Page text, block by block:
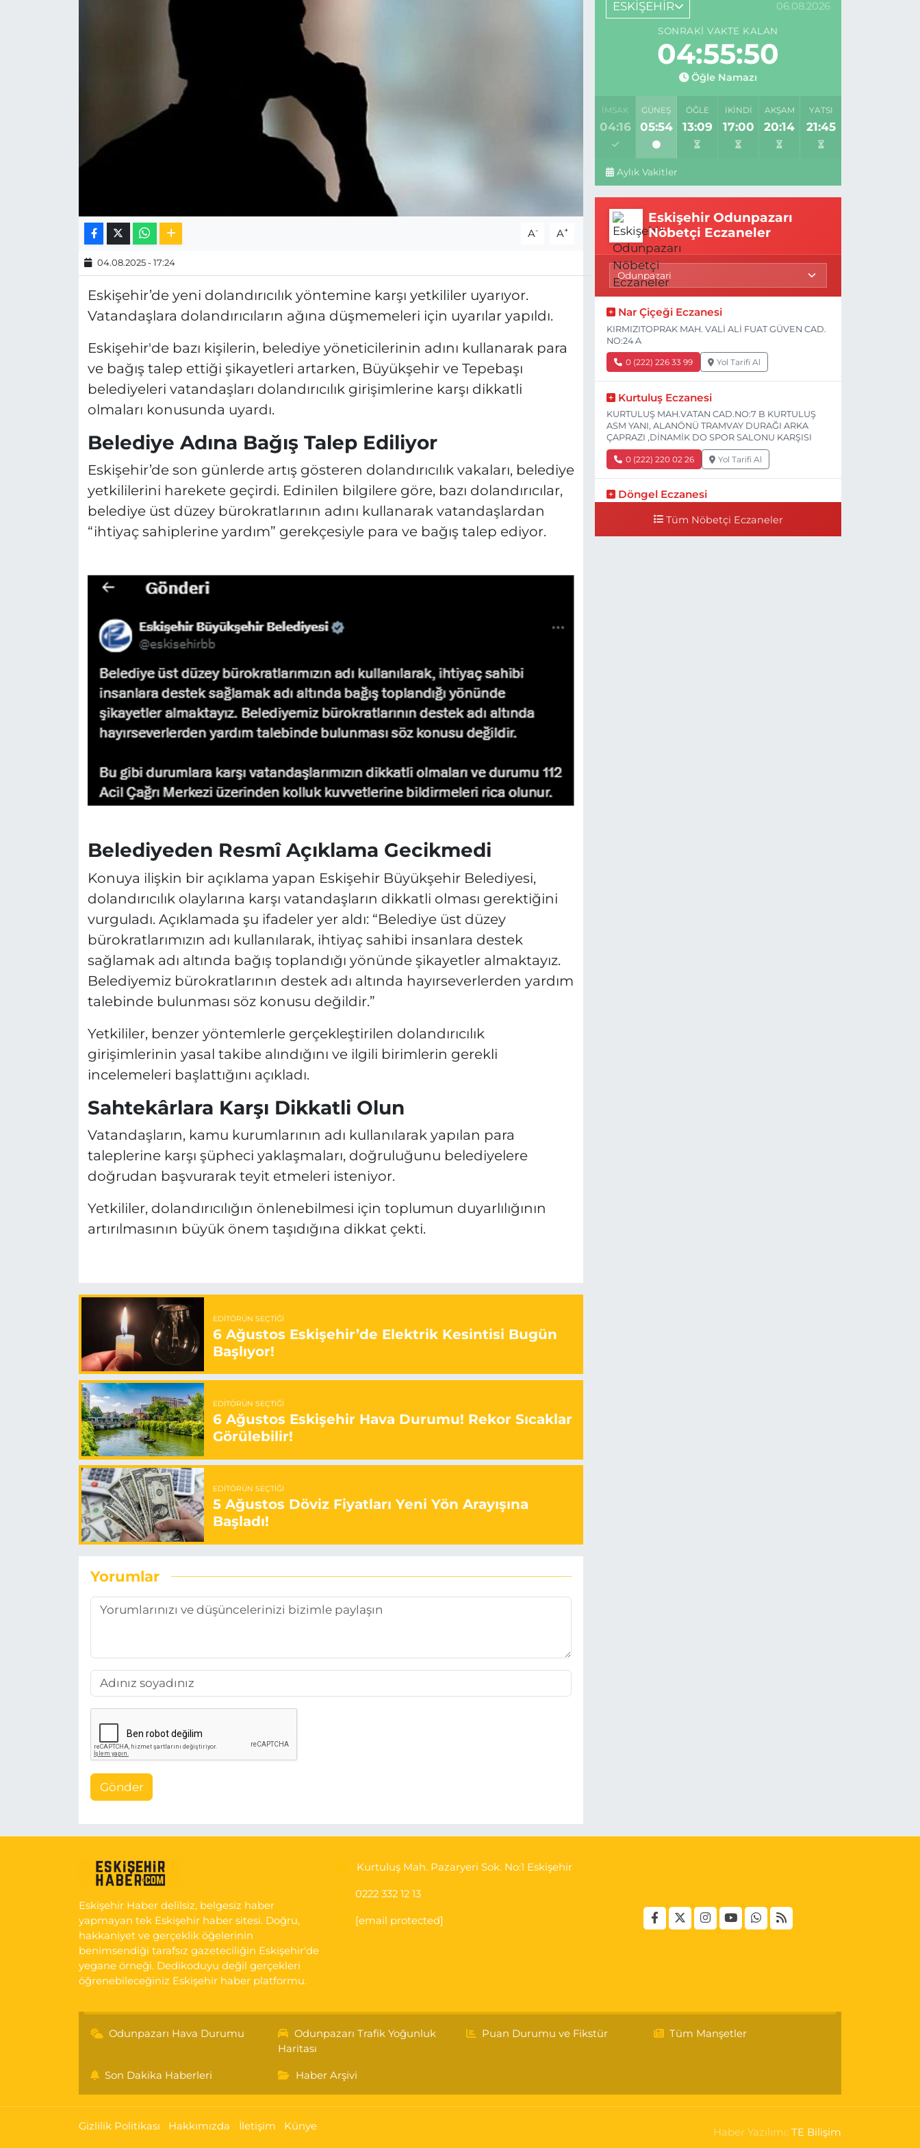
A- A+
04.08.2025 - 17:24
Eskişehir’de yeni dolandırıcılık yöntemine karşı yetkililer uyarıyor.
Vatandaşlara dolandırıcıların ağına düşmemeleri için uyarılar yapıldı.
Eskişehir'de bazı kişilerin, belediye yöneticilerinin adını kullanarak para
ve bağış talep ettiği şikayetleri artarken, Büyükşehir ve Tepebaşı
belediyeleri vatandaşları dolandırıcılık girişimlerine karşı dikkatli
olmaları konusunda uyardı.
Belediye Adına Bağış Talep Ediliyor
Eskişehir’de son günlerde artış gösteren dolandırıcılık vakaları, belediye
yetkililerini harekete geçirdi. Edinilen bilgilere göre, bazı dolandırıcılar,
belediye üst düzey bürokratlarının adını kullanarak vatandaşlardan
“ihtiyaç sahiplerine yardım” gerekçesiyle para ve bağış talep ediyor.
Belediyeden Resmî Açıklama Gecikmedi
Konuya ilişkin bir açıklama yapan Eskişehir Büyükşehir Belediyesi,
dolandırıcılık olaylarına karşı vatandaşların dikkatli olması gerektiğini
vurguladı. Açıklamada şu ifadeler yer aldı: “Belediye üst düzey
bürokratlarımızın adı kullanılarak, ihtiyaç sahibi insanlara destek
sağlamak adı altında bağış toplandığı yönünde şikayetler almaktayız.
Belediyemiz bürokratlarının destek adı altında hayırseverlerden yardım
talebinde bulunması söz konusu değildir.”
Yetkililer, benzer yöntemlerle gerçekleştirilen dolandırıcılık
girişimlerinin yasal takibe alındığını ve ilgili birimlerin gerekli
incelemeleri başlattığını açıkladı.
Sahtekârlara Karşı Dikkatli Olun
Vatandaşların, kamu kurumlarının adı kullanılarak yapılan para
taleplerine karşı şüpheci yaklaşmaları, doğruluğunu belediyelere
doğrudan başvurarak teyit etmeleri isteniyor.
Yetkililer, dolandırıcılığın önlenebilmesi için toplumun duyarlılığının
artırılmasının büyük önem taşıdığına dikkat çekti.
EDITÖRÜN SEÇTIĞI
6 Ağustos Eskişehir’de Elektrik Kesintisi Bugün
Başlıyor!
EDITÖRÜN SEÇTIĞI
6 Ağustos Eskişehir Hava Durumu! Rekor Sıcaklar
Görülebilir!
EDITÖRÜN SEÇTIĞI
5 Ağustos Döviz Fiyatları Yeni Yön Arayışına
Başladı!
Yorumlar
Gönder
ESKİŞEHİR 06.08.2026
SONRAKI VAKTE KALAN
04:55:49
Öğle Namazı
İMSAK
04:16
GÜNEŞ
05:54
ÖĞLE
13:09
İKINDI
17:00
AKŞAM
20:14
YATSI
21:45
Aylık Vakitler
Eskişehir Odunpazarı
Nöbetçi Eczaneler
Nar Çiçeği Eczanesi
KIRMIZITOPRAK MAH. VALİ ALİ FUAT GÜVEN CAD.
NO:24 A
0 (222) 226 33 99 Yol Tarifi Al
Kurtuluş Eczanesi
KURTULUŞ MAH.VATAN CAD.NO:7 B KURTULUŞ
ASM YANI, ALANÖNÜ TRAMVAY DURAĞI ARKA
ÇAPRAZI ,DİNAMİK DO SPOR SALONU KARŞISI
0 (222) 220 02 26 Yol Tarifi Al
Döngel Eczanesi
300 mt ilerisi bim markete kadar sol tarafı
Tüm Nöbetçi Eczaneler
Eskişehir Haber delilsiz, belgesiz haber
yapmayan tek Eskişehir haber sitesi. Doğru,
hakkaniyet ve gerçeklik öğelerinin
benimsendiği tarafsız gazeteciliğin Eskişehir'de
yegane örneği. Dedikoduyu değil gerçekleri
öğrenebileceğiniz Eskişehir haber platformu.
Kurtuluş Mah. Pazaryeri Sok. No:1 Eskişehir
0222 332 12 13
[email protected]
Odunpazarı Hava Durumu
Odunpazarı Trafik Yoğunluk
Haritası
Puan Durumu ve Fikstür Tüm Manşetler
Son Dakika Haberleri Haber Arşivi
Gizlilik Politikası Hakkımızda İletişim Künye Haber Yazılımı:TE Bilişim